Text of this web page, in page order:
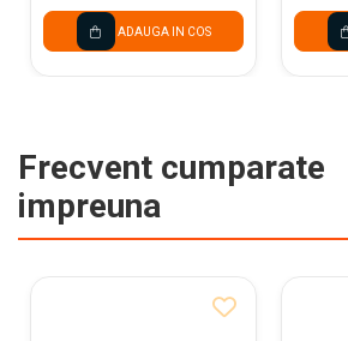
ADAUGA IN COS
Frecvent cumparate
impreuna